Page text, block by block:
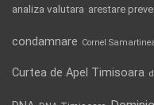
analiza valutara arestare
condamnare Cornel
Curtea de Apel Timisoara